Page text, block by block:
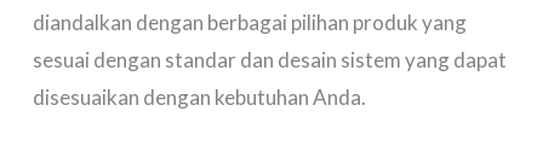
diandalkan dengan berbagai pilihan produk yang
sesuai dengan standar dan desain sistem yang dapat
disesuaikan dengan kebutuhan Anda.